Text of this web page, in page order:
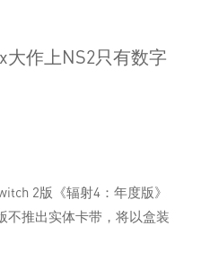
大作上NS2只有数字
2版《辐射4：年度版》
不推出实体卡带，将以盒装